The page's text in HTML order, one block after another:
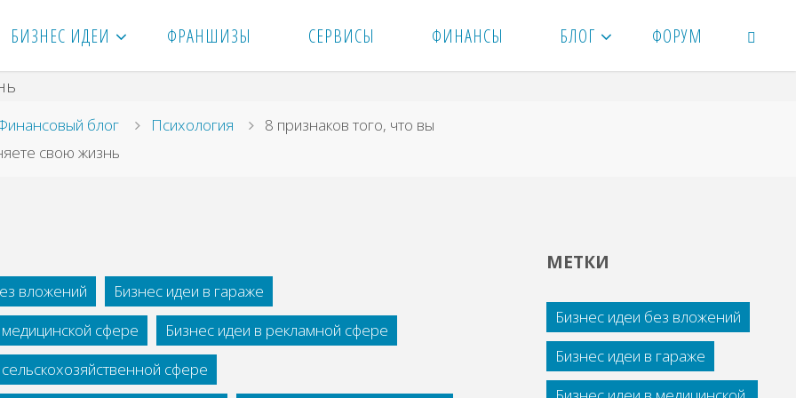
БИЗНЕС ИДЕИ ФРАНШИЗЫ СЕРВИСЫ ФИНАНСЫ БЛОГ ФОРУМ
блог Психология
8 признаков того, что вы
свою жизнь
вложений
Бизнес идеи в гараже
сфере
Бизнес идеи в рекламной сфере
сфере
МЕТКИ
Бизнес идеи без вложений
Бизнес идеи в гараже